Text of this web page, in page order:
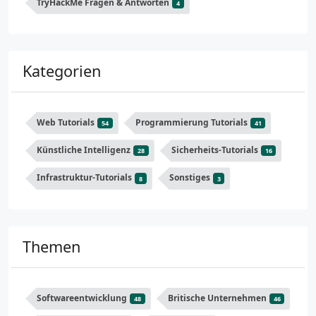
4
Kategorien
Web Tutorials 54 Programmierung Tutorials 41
Künstliche Intelligenz 28 Sicherheits-Tutorials 16
Infrastruktur-Tutorials 8 Sonstiges 3
Themen
Softwareentwicklung 48 Britische Unternehmen 46